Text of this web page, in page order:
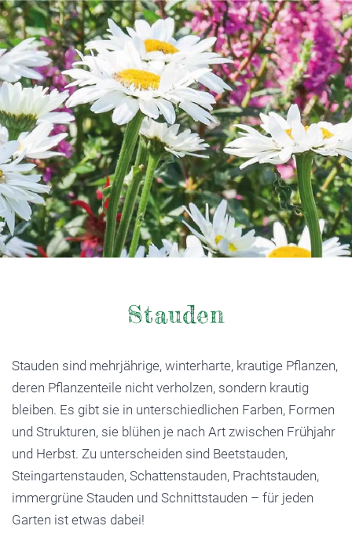
Stauden
Stauden sind mehrjährige, winterharte, krautige Pflanzen,
deren Pflanzenteile nicht verholzen, sondern krautig
bleiben. Es gibt sie in unterschiedlichen Farben, Formen
und Strukturen, sie blühen je nach Art zwischen Frühjahr
und Herbst. Zu unterscheiden sind Beetstauden,
Steingartenstauden, Schattenstauden, Prachtstauden,
immergrüne Stauden und Schnittstauden – für jeden
Garten ist etwas dabei!